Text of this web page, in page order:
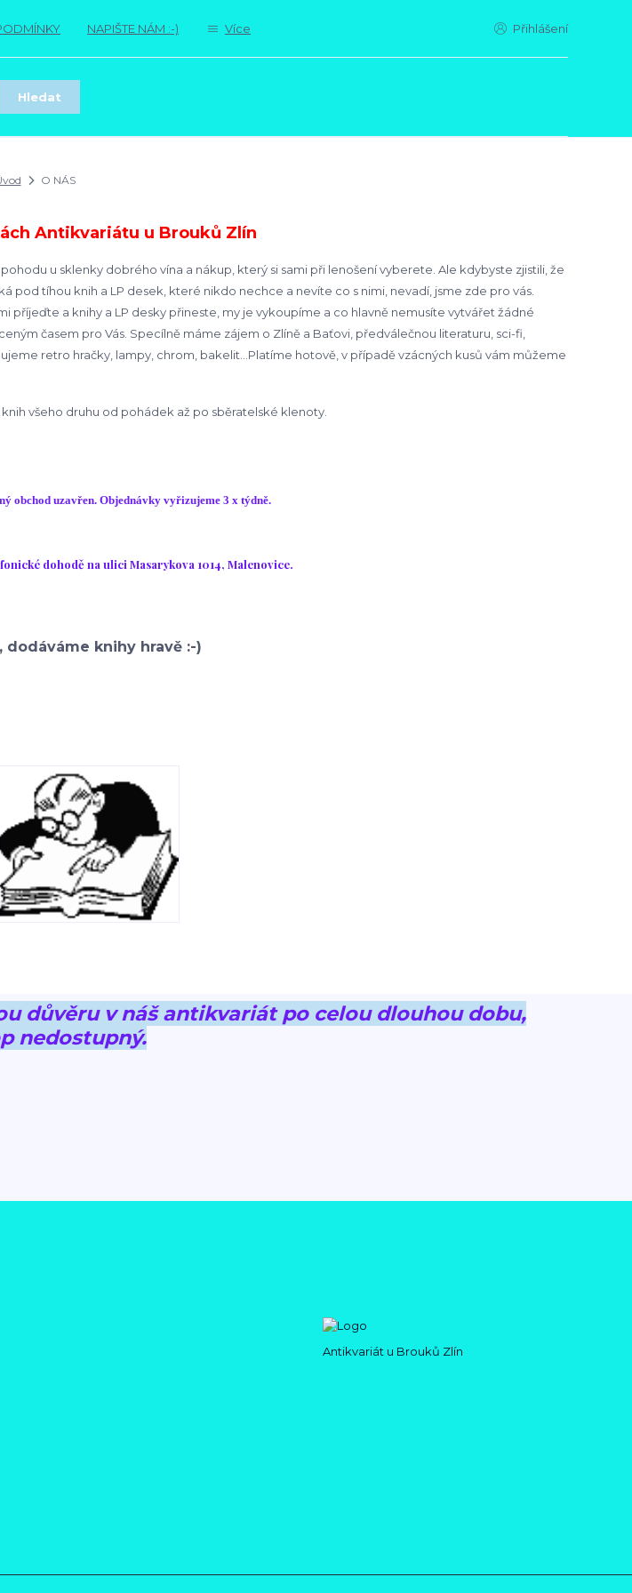
NAPIŠTE NÁM :-) Více Přihlášení
Hledat
O NÁS
Antikvariátu u Brouků Zlín
u sklenky dobrého vína a nákup, který si sami při lenošení vyberete. Ale kdybyste zjistili, že
pod tíhou knih a LP desek, které nikdo nechce a nevíte co s nimi, nevadí, jsme zde pro vás.
příjeďte a knihy a LP desky přineste, my je vykoupíme a co hlavně nemusíte vytvářet žádné
časem pro Vás. Specílně máme zájem o Zlíně a Baťovi, předválečnou literaturu, sci-fi,
retro hračky, lampy, chrom, bakelit...Platíme hotově, v případě vzácných kusů vám můžeme
všeho druhu od pohádek až po sběratelské klenoty.
obchod uzavřen. Objednávky vyřizujeme 3 x týdně.
dohodě na ulici Masarykova 1014, Malenovice.
dodáváme knihy hravě :-)
důvěru v náš antikvariát po celou dlouhou dobu,
nedostupný.
Antikvariát u Brouků Zlín